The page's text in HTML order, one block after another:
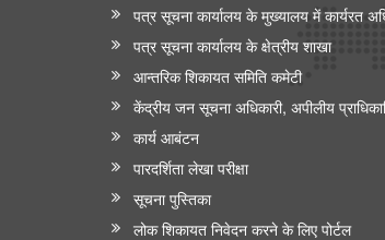
पत्र सूचना कार्यालय के मुख्यालय में कार्यरत
पत्र सूचना कार्यालय के क्षेत्रीय शाखा
आन्‍तरिक शिकायत समिति कमेटी
केंद्रीय जन सूचना अधिकारी, अपीलीय
कार्य आबंटन
पारदर्शिता लेखा परीक्षा
सूचना पुस्तिका
लोक शिकायत निवेदन करने के लिए पोर्टल